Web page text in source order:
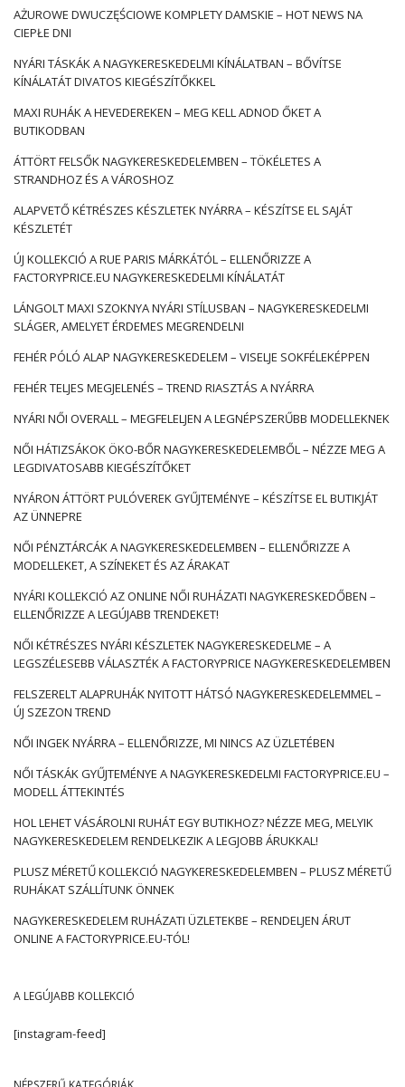
kiszélesedő lábak al’a harangok. Azt is ajánljuk, hogy
ékszerekkel és csíkokkal rendelkezzenek – ezek a boho
Széles lábak
Palazzo, harangok vagy talán egy úgynevezett boot-cut? Ezen
a ponton
AŻUROWE DWUCZĘŚCIOWE KOMPLETY DAMSKIE – HOT NEWS NA
CIEPŁE DNI
NYÁRI TÁSKÁK A NAGYKERESKEDELMI KÍNÁLATBAN – BŐVÍTSE
KÍNÁLATÁT DIVATOS KIEGÉSZÍTŐKKEL
MAXI RUHÁK A HEVEDEREKEN – MEG KELL ADNOD ŐKET A
BUTIKODBAN
ÁTTÖRT FELSŐK NAGYKERESKEDELEMBEN – TÖKÉLETES A
STRANDHOZ ÉS A VÁROSHOZ
ALAPVETŐ KÉTRÉSZES KÉSZLETEK NYÁRRA – KÉSZÍTSE EL SAJÁT
KÉSZLETÉT
ÚJ KOLLEKCIÓ A RUE PARIS MÁRKÁTÓL – ELLENŐRIZZE A
FACTORYPRICE.EU NAGYKERESKEDELMI KÍNÁLATÁT
LÁNGOLT MAXI SZOKNYA NYÁRI STÍLUSBAN – NAGYKERESKEDELMI
SLÁGER, AMELYET ÉRDEMES MEGRENDELNI
FEHÉR PÓLÓ ALAP NAGYKERESKEDELEM – VISELJE SOKFÉLEKÉPPEN
FEHÉR TELJES MEGJELENÉS – TREND RIASZTÁS A NYÁRRA
NYÁRI NŐI OVERALL – MEGFELELJEN A LEGNÉPSZERŰBB MODELLEKNEK
NŐI HÁTIZSÁKOK ÖKO-BŐR NAGYKERESKEDELEMBŐL – NÉZZE MEG A
LEGDIVATOSABB KIEGÉSZÍTŐKET
NYÁRON ÁTTÖRT PULÓVEREK GYŰJTEMÉNYE – KÉSZÍTSE EL BUTIKJÁT
AZ ÜNNEPRE
NŐI PÉNZTÁRCÁK A NAGYKERESKEDELEMBEN – ELLENŐRIZZE A
MODELLEKET, A SZÍNEKET ÉS AZ ÁRAKAT
NYÁRI KOLLEKCIÓ AZ ONLINE NŐI RUHÁZATI NAGYKERESKEDŐBEN –
ELLENŐRIZZE A LEGÚJABB TRENDEKET!
NŐI KÉTRÉSZES NYÁRI KÉSZLETEK NAGYKERESKEDELME – A
LEGSZÉLESEBB VÁLASZTÉK A FACTORYPRICE NAGYKERESKEDELEMBEN
FELSZERELT ALAPRUHÁK NYITOTT HÁTSÓ NAGYKERESKEDELEMMEL –
ÚJ SZEZON TREND
NŐI INGEK NYÁRRA – ELLENŐRIZZE, MI NINCS AZ ÜZLETÉBEN
NŐI TÁSKÁK GYŰJTEMÉNYE A NAGYKERESKEDELMI FACTORYPRICE.EU –
MODELL ÁTTEKINTÉS
HOL LEHET VÁSÁROLNI RUHÁT EGY BUTIKHOZ? NÉZZE MEG, MELYIK
NAGYKERESKEDELEM RENDELKEZIK A LEGJOBB ÁRUKKAL!
PLUSZ MÉRETŰ KOLLEKCIÓ NAGYKERESKEDELEMBEN – PLUSZ MÉRETŰ
RUHÁKAT SZÁLLÍTUNK ÖNNEK
NAGYKERESKEDELEM RUHÁZATI ÜZLETEKBE – RENDELJEN ÁRUT
ONLINE A FACTORYPRICE.EU-TÓL!
A LEGÚJABB KOLLEKCIÓ
[instagram-feed]